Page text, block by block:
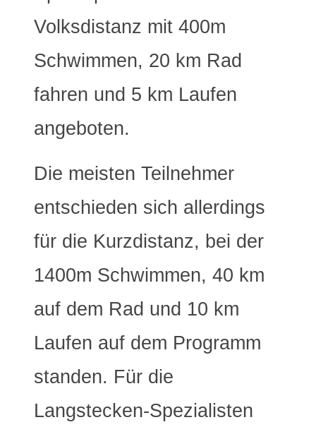
Volksdistanz mit 400m
Schwimmen, 20 km Rad
fahren und 5 km Laufen
angeboten.
Die meisten Teilnehmer
entschieden sich allerdings
für die Kurzdistanz, bei der
1400m Schwimmen, 40 km
auf dem Rad und 10 km
Laufen auf dem Programm
standen. Für die
Langstecken-Spezialisten